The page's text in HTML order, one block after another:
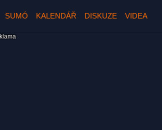
SUMÓ KALENDÁŘ DISKUZE VIDEA